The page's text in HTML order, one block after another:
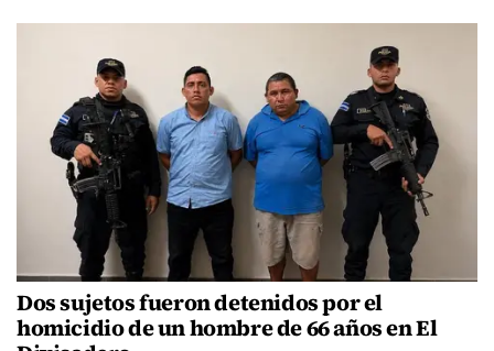
Dos sujetos fueron detenidos por el
homicidio de un hombre de 66 años en El